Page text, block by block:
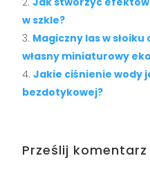
w szkle?
Magiczny las w
własny miniaturowy
Jakie ciśnienie wody
bezdotykowej?
Prześlij komentarz